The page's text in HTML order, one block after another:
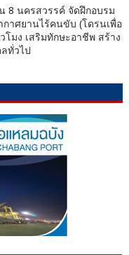
8 นครสวรรค์ จัดฝึกอบรม
าศยานไร้คนขับ (โดรนเพื่อ
โมง เสริมทักษะอาชีพ สร้าง
ทั่วไป